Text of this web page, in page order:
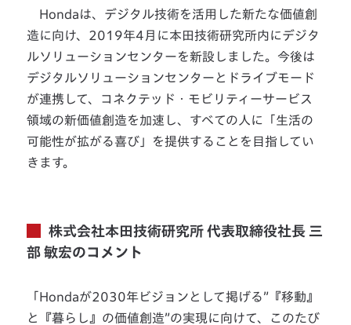
Hondaは、デジタル技術を活用した新たな価値創
造に向け、2019年4月に本田技術研究所内にデジタ
ルソリューションセンターを新設しました。今後は
デジタルソリューションセンターとドライブモード
が連携して、コネクテッド・モビリティーサービス
領域の新価値創造を加速し、すべての人に「生活の
可能性が拡がる喜び」を提供することを目指してい
きます。
株式会社本田技術研究所 代表取締役社長 三
部 敏宏のコメント
「Hondaが2030年ビジョンとして掲げる”『移動』
と『暮らし』の価値創造”の実現に向けて、このたび